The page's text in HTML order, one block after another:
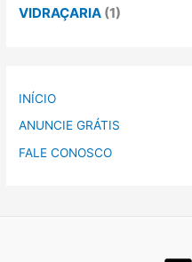
VIDRAÇARIA (1)
INÍCIO
ANUNCIE GRÁTIS
FALE CONOSCO